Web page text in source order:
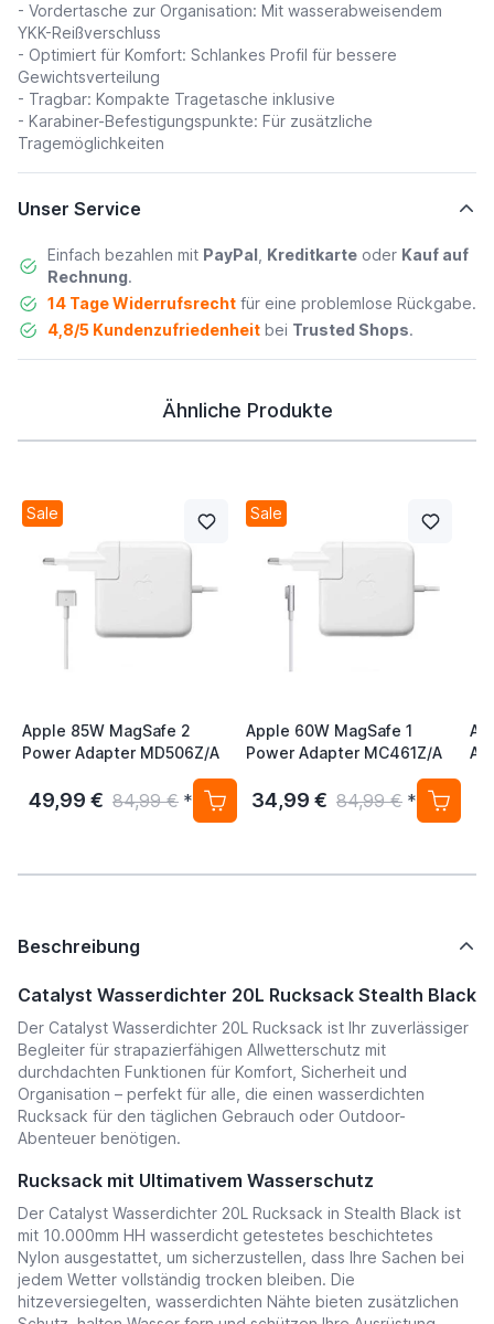
- Vordertasche zur Organisation: Mit wasserabweisendem
YKK-Reißverschluss
- Optimiert für Komfort: Schlankes Profil für bessere
Gewichtsverteilung
- Tragbar: Kompakte Tragetasche inklusive
- Karabiner-Befestigungspunkte: Für zusätzliche
Tragemöglichkeiten
Unser Service
Einfach bezahlen mit PayPal Kreditkarteoder Kauf auf
Rechnung.
14 Tage Widerrufsrechtfür eine problemlose Rückgabe.
4,8/5 Kundenzufriedenheitbei Trusted Shops.
Ähnliche Produkte
Sale
Apple 85W MagSafe 2
Power Adapter MD506Z/A
49,99 € 84,99 € *
Sale
Apple 60W MagSafe 1
Power Adapter MC461Z/A
34,99 € 84,99 € *
Beschreibung
Catalyst Wasserdichter 20L Rucksack Stealth Black
Der Catalyst Wasserdichter 20L Rucksack ist Ihr zuverlässiger
Begleiter für strapazierfähigen Allwetterschutz mit
durchdachten Funktionen für Komfort, Sicherheit und
Organisation – perfekt für alle, die einen wasserdichten
Rucksack für den täglichen Gebrauch oder Outdoor-
Abenteuer benötigen.
Rucksack mit Ultimativem Wasserschutz
Der Catalyst Wasserdichter 20L Rucksack in Stealth Black ist
mit 10.000mm HH wasserdicht getestetes beschichtetes
Nylon ausgestattet, um sicherzustellen, dass Ihre Sachen bei
jedem Wetter vollständig trocken bleiben. Die
hitzeversiegelten, wasserdichten Nähte bieten zusätzlichen